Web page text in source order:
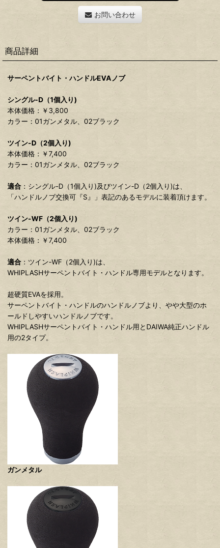
お問い合わせ
商品詳細
サーペントバイト・ハンドルEVAノブ
シングル-D（1個入り)
本体価格：￥3,800
カラー：01ガンメタル、02ブラック
ツイン-D（2個入り)
本体価格：￥7,400
カラー：01ガンメタル、02ブラック
適合 ：シングル-D（1個入り)及びツイン-D（2個入り)は、
「ハンドルノブ交換可『S』」表記のあるモデルに装着頂けます。
ツイン-WF（2個入り)
カラー：01ガンメタル、02ブラック
本体価格：￥7,400
適合 ：ツイン-WF（2個入り)は、
WHIPLASHサーペントバイト・ハンドル専用モデルとなります。
超硬質EVAを採用。
サーペントバイト・ハンドルのハンドルノブより、やや大型のホ
ールドしやすいハンドルノブです。
WHIPLASHサーペントバイト・ハンドル用とDAIWA純正ハンドル
用の2タイプ。
ガンメタル